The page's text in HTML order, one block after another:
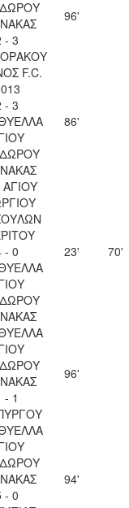
- 3
96'
F.C.
- 3
86'
- 0
23' 70'
- 1
96'
- 0
94'